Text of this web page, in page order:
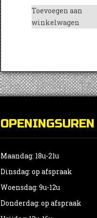
€ 175,00.€
Toevoegen aan
winkelwagen
OPENINGSUREN
Maandag: 18u-21u
Dinsdag: op afspraak
Woensdag: 9u-12u
Donderdag: op afspraak